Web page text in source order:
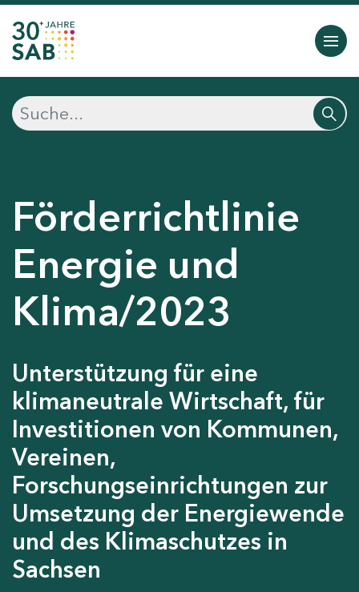
Förderrichtlinie
Energie und
Klima/2023
Unterstützung für eine
klimaneutrale Wirtschaft, für
Investitionen von Kommunen,
Vereinen,
Forschungseinrichtungen zur
Umsetzung der Energiewende
und des Klimaschutzes in
Sachsen